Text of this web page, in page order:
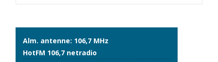
Alm. antenne: 106,7 MHz
HotFM 106,7 netradio